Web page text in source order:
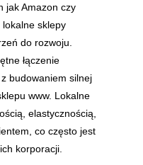
jak Amazon czy
sklepy
do rozwoju.
łączenie
budowaniem silnej
www. Lokalne
elastycznością,
co często jest
korporacji.